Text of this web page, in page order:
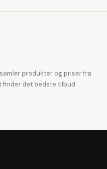
produkter og priser fra
finder det bedste tilbud.